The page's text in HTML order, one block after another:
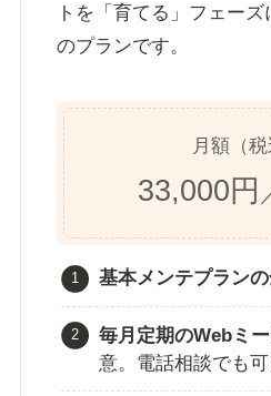
トを「育てる」フェー
のプランです。
月額（税
33,000円
基本メンテプラン
毎月定期のWebミ
意。電話相談でも可